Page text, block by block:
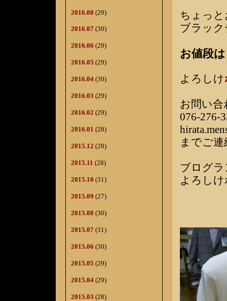
2016.08 (29)
2016.07 (30)
2016.06 (29)
2016.05 (29)
2016.04 (30)
2016.03 (29)
2016.02 (29)
2016.01 (28)
2015.12 (28)
2015.11 (28)
2015.10 (31)
2015.09 (27)
2015.08 (30)
2015.07 (31)
2015.06 (30)
2015.05 (29)
2015.04 (29)
2015.03 (28)
ちょっ
ブラッ
お値段
よろしけ
お問い合
076-276-
までご
ブログ
よろし